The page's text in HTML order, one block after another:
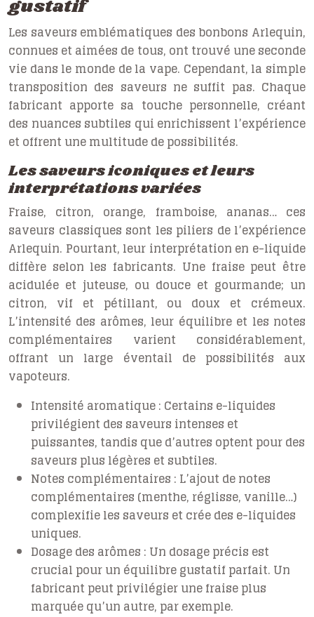
gustatif
Les saveurs emblématiques des bonbons Arlequin,
connues et aimées de tous, ont trouvé une seconde
vie dans le monde de la vape. Cependant, la simple
transposition des saveurs ne suffit pas. Chaque
fabricant apporte sa touche personnelle, créant
des nuances subtiles qui enrichissent l’expérience
et offrent une multitude de possibilités.
Les saveurs iconiques et leurs
interprétations variées
Fraise, citron, orange, framboise, ananas… ces
saveurs classiques sont les piliers de l’expérience
Arlequin. Pourtant, leur interprétation en e-liquide
diffère selon les fabricants. Une fraise peut être
acidulée et juteuse, ou douce et gourmande; un
citron, vif et pétillant, ou doux et crémeux.
L’intensité des arômes, leur équilibre et les notes
complémentaires varient considérablement,
offrant un large éventail de possibilités aux
vapoteurs.
Intensité aromatique : Certains e-liquides
privilégient des saveurs intenses et
puissantes, tandis que d’autres optent pour des
saveurs plus légères et subtiles.
Notes complémentaires : L’ajout de notes
complémentaires (menthe, réglisse, vanille…)
complexifie les saveurs et crée des e-liquides
uniques.
Dosage des arômes : Un dosage précis est
crucial pour un équilibre gustatif parfait. Un
fabricant peut privilégier une fraise plus
marquée qu’un autre, par exemple.